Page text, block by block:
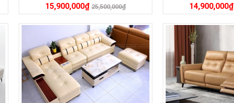
15,900,000₫ 25,500,000₫ 14,900,000₫